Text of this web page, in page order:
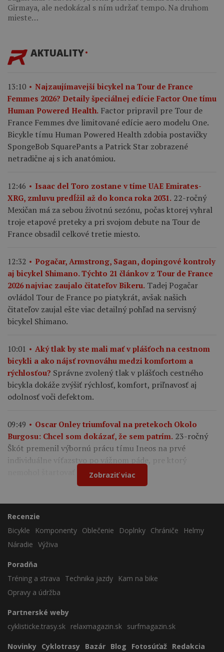
Girmaya, ale nedokázal s ním udržať tempo. Na druhom
mieste…
AKTUALITY
13:10
Najzaujímavejší bicykel na Tour de France
Femmes 2026? Detaily špeciálnej edície Factor One tímu
Human Powered Health. Factor pripravil pre Tour de
France Femmes dve limitované edície aero modelu One.
Bicykle tímu Human Powered Health zdobia postavičky
SpongeBob SquarePants a Patrick Star zobrazené
netradične aj s ich anatómiou.
12:46
Isaac del Toro zostane v tíme UAE Emirates-
XRG, zmluvu predĺžil až do konca roka 2031. 22-ročný
Mexičan má za sebou životnú sezónu, počas ktorej vyhral
troje etapové preteky a pri svojom debute na Tour de
France obsadil celkové tretie miesto.
12:32
Pogačar, Armstrong, Sagan, dopingové kontroly
aj bicykel Shimano. Týchto 21 článkov z Tour de France
2026 najviac zaujalo čitateľov Bikeru. Tadej Pogačar
ovládol Tour de France po piatykrát, avšak našich
čitateľov zaujal ešte viac detailný pohľad na servisný
bicykel Shimano.
10:01
Aký tlak by ste mali mať v plášťoch na cestnom
bicykli a ako nájsť rovnováhu medzi komfortom a
rýchlosťou? Správne zvolený tlak v plášťoch cestného
bicykla dokáže zvýšiť rýchlosť, komfort, priľnavosť aj
odolnosť voči defektom.
09:49
Oscar Onley triumfoval na pretekoch Okolo
Burgosu: Chcel som dokázať, že sem patrím. 23-ročný
Škót premenil výbornú prácu tímu Ineos na prvé
individuálne víťazstvo po vážnom páde, pre ktorý
nemohol štartovať na Tour de France.
Zobraziť viac
Recenzie
Bicykle
Komponenty Oblečenie Doplnky Chrániče
Helmy
Náradie Výživa
Poradňa
Tréning a strava
Technika jazdy
Kam na bike
Opravy a údržba
Partnerské weby
cyklisticke.trasy.sk relaxmagazin.sk surfmagazin.sk
Novinky Cyklotrasy Bazár Blog Fotosúťaž Redakcia